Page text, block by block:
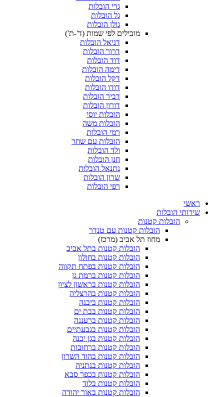
מובילים לפי שמות (ד'-ת')
הובלות עם שחר
נתנאל הובלות
קטנות
הובלות קטנות עם טנדר
מחוז תל אביב (מרכז)
הובלות קטנות בתל אביב
הובלות קטנות בחולון​
הובלות קטנות בפתח תקווה
הובלות קטנות ברמת גן
הובלות קטנות בראשון לציון
הובלות קטנות בהרצליה
הובלות קטנות ביבנה
הובלות קטנות בבת ים
הובלות קטנות ברעננה
הובלות קטנות בגבעתיים
הובלות קטנות בגן יבנה
הובלות קטנות ברחובות
הובלות קטנות בהוד השרון
הובלות קטנות בנתניה
הובלות קטנות בכפר סבא
הובלות קטנות בלוד
הובלות קטנות באור יהודה